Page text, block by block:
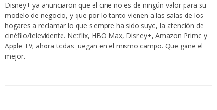
Disney+ ya anunciaron que el cine no es de ningún valor para su
modelo de negocio, y que por lo tanto vienen a las salas de los
hogares a reclamar lo que siempre ha sido suyo, la atención de
cinéfilo/televidente. Netflix, HBO Max, Disney+, Amazon Prime y
Apple TV; ahora todas juegan en el mismo campo. Que gane el
mejor.